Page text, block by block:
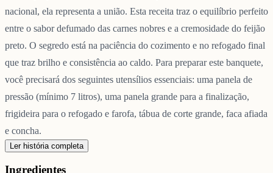
nacional, ela representa a união. Esta receita traz o equilíbrio perfeito
entre o sabor defumado das carnes nobres e a cremosidade do feijão
preto. O segredo está na paciência do cozimento e no refogado final
que traz brilho e consistência ao caldo. Para preparar este banquete,
você precisará dos seguintes utensílios essenciais: uma panela de
pressão (mínimo 7 litros), uma panela grande para a finalização,
frigideira para o refogado e farofa, tábua de corte grande, faca afiada
e concha.
Ler história completa
Ingredientes